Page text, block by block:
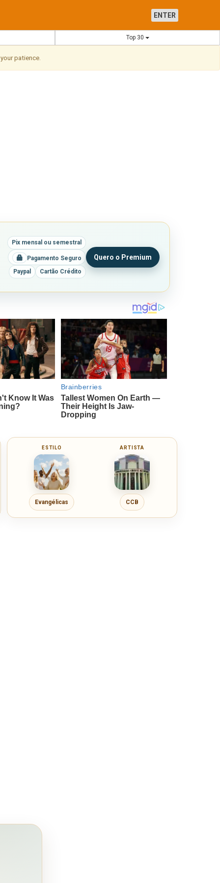
ENTER
Top 30
patience.
Pix mensal ou semestral
Pagamento Seguro
Paypal
Cartão Crédito
Quero o Premium
ESTILO
Evangélicas
ARTISTA
CCB